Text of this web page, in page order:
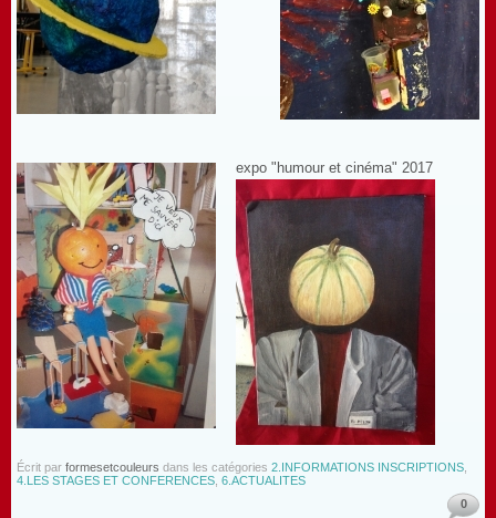
expo "humour et cinéma" 2017
Écrit par formesetcouleurs dans les catégories 2.INFORMATIONS INSCRIPTIONS
4.LES STAGES ET CONFERENCES 6.ACTUALITES
0